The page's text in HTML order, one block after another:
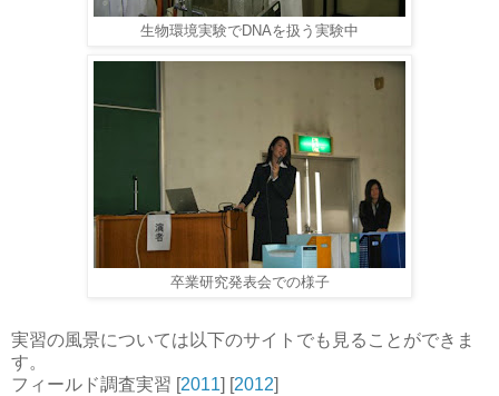
生物環境実験でDNAを扱う実験中
卒業研究発表会での様子
実習の風景については以下のサイトでも見ることができま
す。
フィールド調査実習 [2011] [2012]